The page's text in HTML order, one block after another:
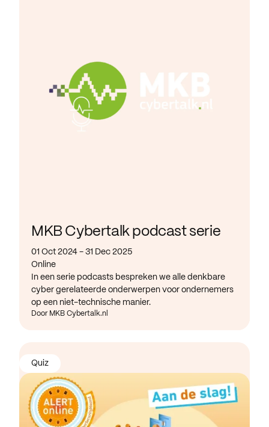
MKB Cybertalk podcast serie
01 Oct 2024 - 31 Dec 2025
Online
In een serie podcasts bespreken we alle denkbare
cyber gerelateerde onderwerpen voor ondernemers
op een niet-technische manier.
Door MKB Cybertalk.nl
Quiz